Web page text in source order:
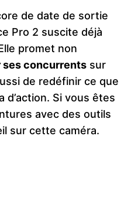
de date de sortie
Pro 2 suscite déjà
promet non
ses concurrents sur
de redéfinir ce que
d’action. Si vous êtes
avec des outils
sur cette caméra.